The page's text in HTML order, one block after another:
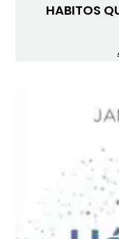
HABITOS